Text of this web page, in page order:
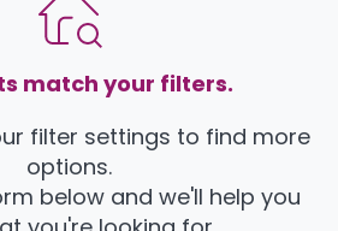
match your filters.
filter settings to find more
options.
below and we'll help you